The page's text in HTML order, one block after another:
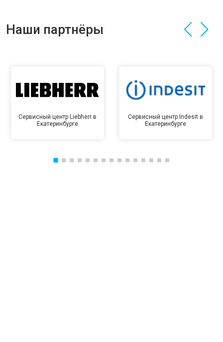
Наши партнёры
Сервисный центр Liebherr в
Екатеринбурге
Сервисный центр Indesit в
Екатеринбурге